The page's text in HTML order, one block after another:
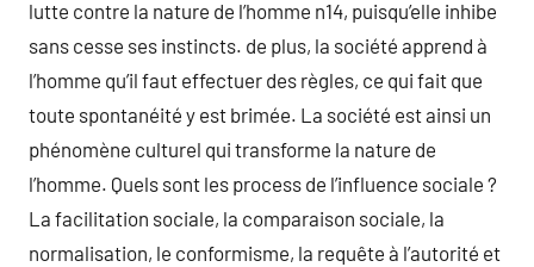
lutte contre la nature de l’homme n14, puisqu’elle inhibe
sans cesse ses instincts. de plus, la société apprend à
l’homme qu’il faut effectuer des règles, ce qui fait que
toute spontanéité y est brimée. La société est ainsi un
phénomène culturel qui transforme la nature de
l’homme. Quels sont les process de l’influence sociale ?
La facilitation sociale, la comparaison sociale, la
normalisation, le conformisme, la requête à l’autorité et